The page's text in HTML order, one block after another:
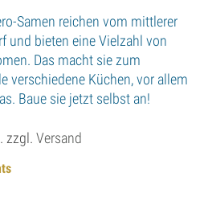
Samen reichen vom mittlerer
und bieten eine Vielzahl von
Das macht sie zum
verschiedene Küchen, vor allem
Baue sie jetzt selbst an!
zzgl. Versand